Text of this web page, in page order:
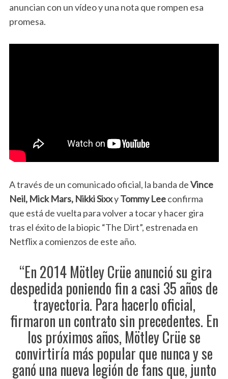
anuncian con un vídeo y una nota que rompen esa
promesa.
A través de un comunicado oficial, la banda deVince
Neil, Mick Mars, Nikki SixxyTommy Leeconfirma
que está de vuelta para volver a tocar y hacer gira
tras el éxito de la biopic “The Dirt”, estrenada en
Netflix a comienzos de este año.
“En 2014 Mötley Crüe anunció su gira
despedida poniendo fin a casi 35 años de
trayectoria. Para hacerlo oficial,
firmaron un contrato sin precedentes. En
los próximos años, Mötley Crüe se
convirtiría más popular que nunca y se
ganó una nueva legión de fans que, junto